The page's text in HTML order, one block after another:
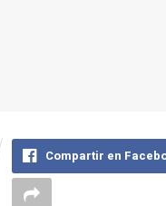
Compartir en